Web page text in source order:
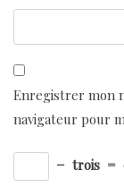
Enregistrer mon
navigateur pour
− trois =